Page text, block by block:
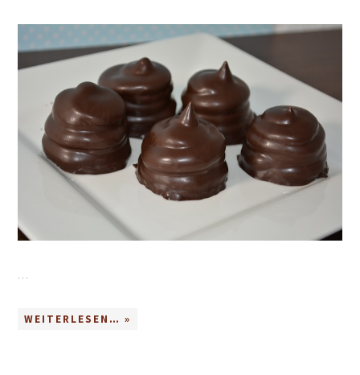
WEITERLESEN… »